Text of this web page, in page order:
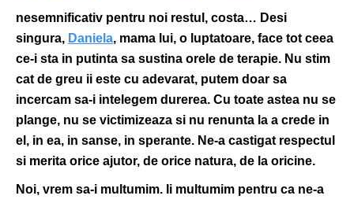
nesemnificativ pentru noi restul, costa… Desi
singura, Daniela, mama lui, o luptatoare, face tot ceea
ce-i sta in putinta sa sustina orele de terapie. Nu stim
cat de greu ii este cu adevarat, putem doar sa
incercam sa-i intelegem durerea. Cu toate astea nu se
plange, nu se victimizeaza si nu renunta la a crede in
el, in ea, in sanse, in sperante. Ne-a castigat respectul
si merita orice ajutor, de orice natura, de la oricine.
Noi, vrem sa-i multumim. Ii multumim pentru ca ne-a